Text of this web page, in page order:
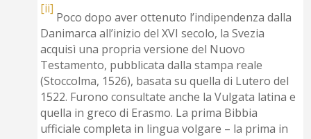
[ii]
Poco dopo aver ottenuto l’indipendenza dalla
Danimarca all’inizio del XVI secolo, la Svezia
acquisì una propria versione del Nuovo
Testamento, pubblicata dalla stampa reale
(Stoccolma, 1526), basata su quella di Lutero del
1522. Furono consultate anche la Vulgata latina e
quella in greco di Erasmo. La prima Bibbia
ufficiale completa in lingua volgare – la prima in